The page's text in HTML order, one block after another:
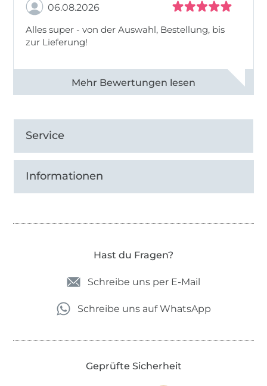
06.08.2026
Alles super - von der Auswahl, Bestellung, bis
zur Lieferung!
Alle 82968 Bewertungen ansehen
Service
Informationen
Hast du Fragen?
Schreibe uns per E-Mail
Schreibe uns auf WhatsApp
Geprüfte Sicherheit